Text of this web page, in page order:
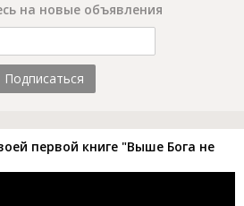
на новые объявления
Подписаться
первой книге "Выше Бога не